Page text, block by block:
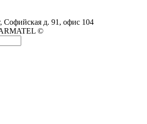
Софийская д. 91, офис 104
©